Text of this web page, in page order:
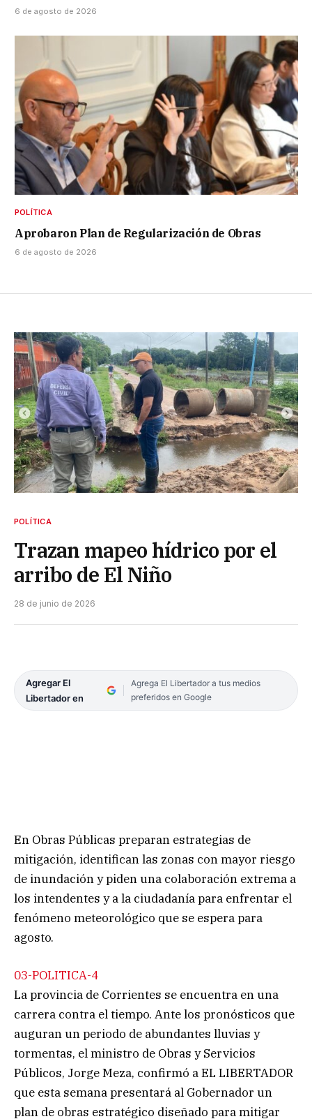
6 de agosto de 2026
POLÍTICA
Aprobaron Plan de Regularización de Obras
6 de agosto de 2026
POLÍTICA
Trazan mapeo hídrico por el
arribo de El Niño
28 de junio de 2026
Agregar El
Libertador en
Agrega El Libertador a tus medios
preferidos en Google
En Obras Públicas preparan estrategias de
mitigación, identifican las zonas con mayor riesgo
de inundación y piden una colaboración extrema a
los intendentes y a la ciudadanía para enfrentar el
fenómeno meteorológico que se espera para
agosto.
03-POLITICA-4
La provincia de Corrientes se encuentra en una
carrera contra el tiempo. Ante los pronósticos que
auguran un periodo de abundantes lluvias y
tormentas, el ministro de Obras y Servicios
Públicos, Jorge Meza, confirmó a EL LIBERTADOR
que esta semana presentará al Gobernador un
plan de obras estratégico diseñado para mitigar